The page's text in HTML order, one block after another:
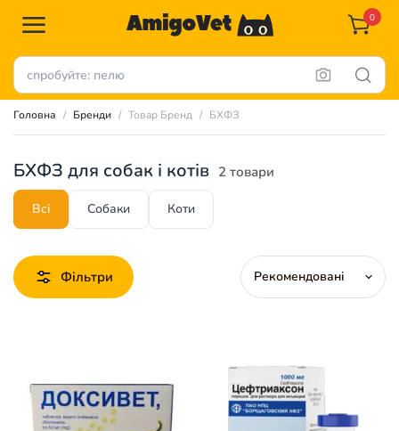
0
Головна Бренди Товар Бренд БХФЗ
БХФЗ для собак і котів 2 товари
Всі Собаки Коти
Фільтри